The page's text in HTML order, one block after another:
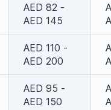
AED 82 -
AED 145
AED 110 -
AED 200
AED 95 -
AED 150